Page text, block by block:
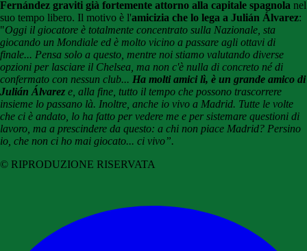
Fernández graviti già fortemente attorno alla capitale spagnola nel
suo tempo libero. Il motivo è l'amicizia che lo lega a Julián Álvarez:
"Oggi il giocatore è totalmente concentrato sulla Nazionale, sta
giocando un Mondiale ed è molto vicino a passare agli ottavi di
finale... Pensa solo a questo, mentre noi stiamo valutando diverse
opzioni per lasciare il Chelsea, ma non c'è nulla di concreto né di
confermato con nessun club... Ha molti amici lì, è un grande amico di
Julián Álvarez e, alla fine, tutto il tempo che possono trascorrere
insieme lo passano là. Inoltre, anche io vivo a Madrid. Tutte le volte
che ci è andato, lo ha fatto per vedere me e per sistemare questioni di
lavoro, ma a prescindere da questo: a chi non piace Madrid? Persino
io, che non ci ho mai giocato... ci vivo”.
© RIPRODUZIONE RISERVATA